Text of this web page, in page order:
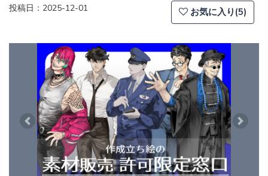
投稿日：2025-12-01
お気に入り(5)
Previous Next